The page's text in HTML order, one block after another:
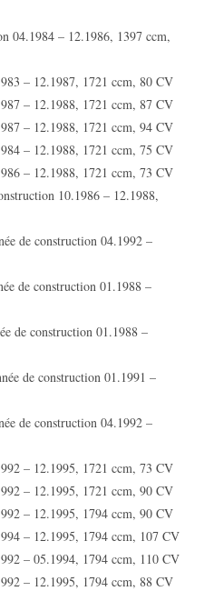
04.1984 – 12.1986, 1397 ccm,
– 12.1987, 1721 ccm, 80 CV
– 12.1988, 1721 ccm, 87 CV
– 12.1988, 1721 ccm, 94 CV
– 12.1988, 1721 ccm, 75 CV
– 12.1988, 1721 ccm, 73 CV
10.1986 – 12.1988,
de construction 04.1992 –
de construction 01.1988 –
de construction 01.1988 –
de construction 01.1991 –
de construction 04.1992 –
– 12.1995, 1721 ccm, 73 CV
– 12.1995, 1721 ccm, 90 CV
– 12.1995, 1794 ccm, 90 CV
– 12.1995, 1794 ccm, 107 CV
– 05.1994, 1794 ccm, 110 CV
– 12.1995, 1794 ccm, 88 CV